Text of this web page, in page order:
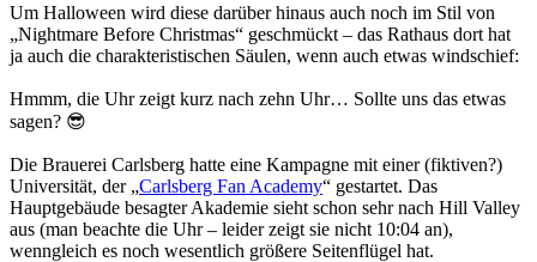
Um Halloween wird diese darüber hinaus auch noch im Stil von
„Nightmare Before Christmas“ geschmückt – das Rathaus dort hat
ja auch die charakteristischen Säulen, wenn auch etwas windschief:
Hmmm, die Uhr zeigt kurz nach zehn Uhr… Sollte uns das etwas
sagen? 😎
Die Brauerei Carlsberg hatte eine Kampagne mit einer (fiktiven?)
Universität, der „Carlsberg Fan Academy“ gestartet. Das
Hauptgebäude besagter Akademie sieht schon sehr nach Hill Valley
aus (man beachte die Uhr – leider zeigt sie nicht 10:04 an),
wenngleich es noch wesentlich größere Seitenflügel hat.